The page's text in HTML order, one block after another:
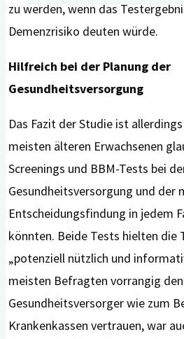
zu werden, wenn das
Demenzrisiko deuten würde.
Hilfreich bei der Planung der
Gesundheitsversorgung
Das Fazit der Studie ist
meisten älteren Erwachsenen
Screenings und BBM-Tests bei
Gesundheitsversorgung und der
Entscheidungsfindung in jedem
könnten. Beide Tests hielten die
„potenziell nützlich und
meisten Befragten vorrangig
Gesundheitsversorger wie zum
Krankenkassen vertrauen, war